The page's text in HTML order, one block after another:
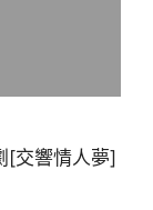
[交響情人夢]